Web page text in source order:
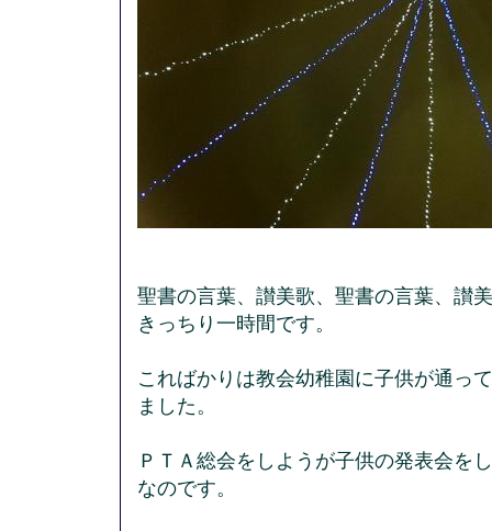
聖書の言葉、讃美歌、聖書の言葉、讃
きっちり一時間です。
こればかりは教会幼稚園に子供が通っ
ました。
ＰＴＡ総会をしようが子供の発表会を
なのです。